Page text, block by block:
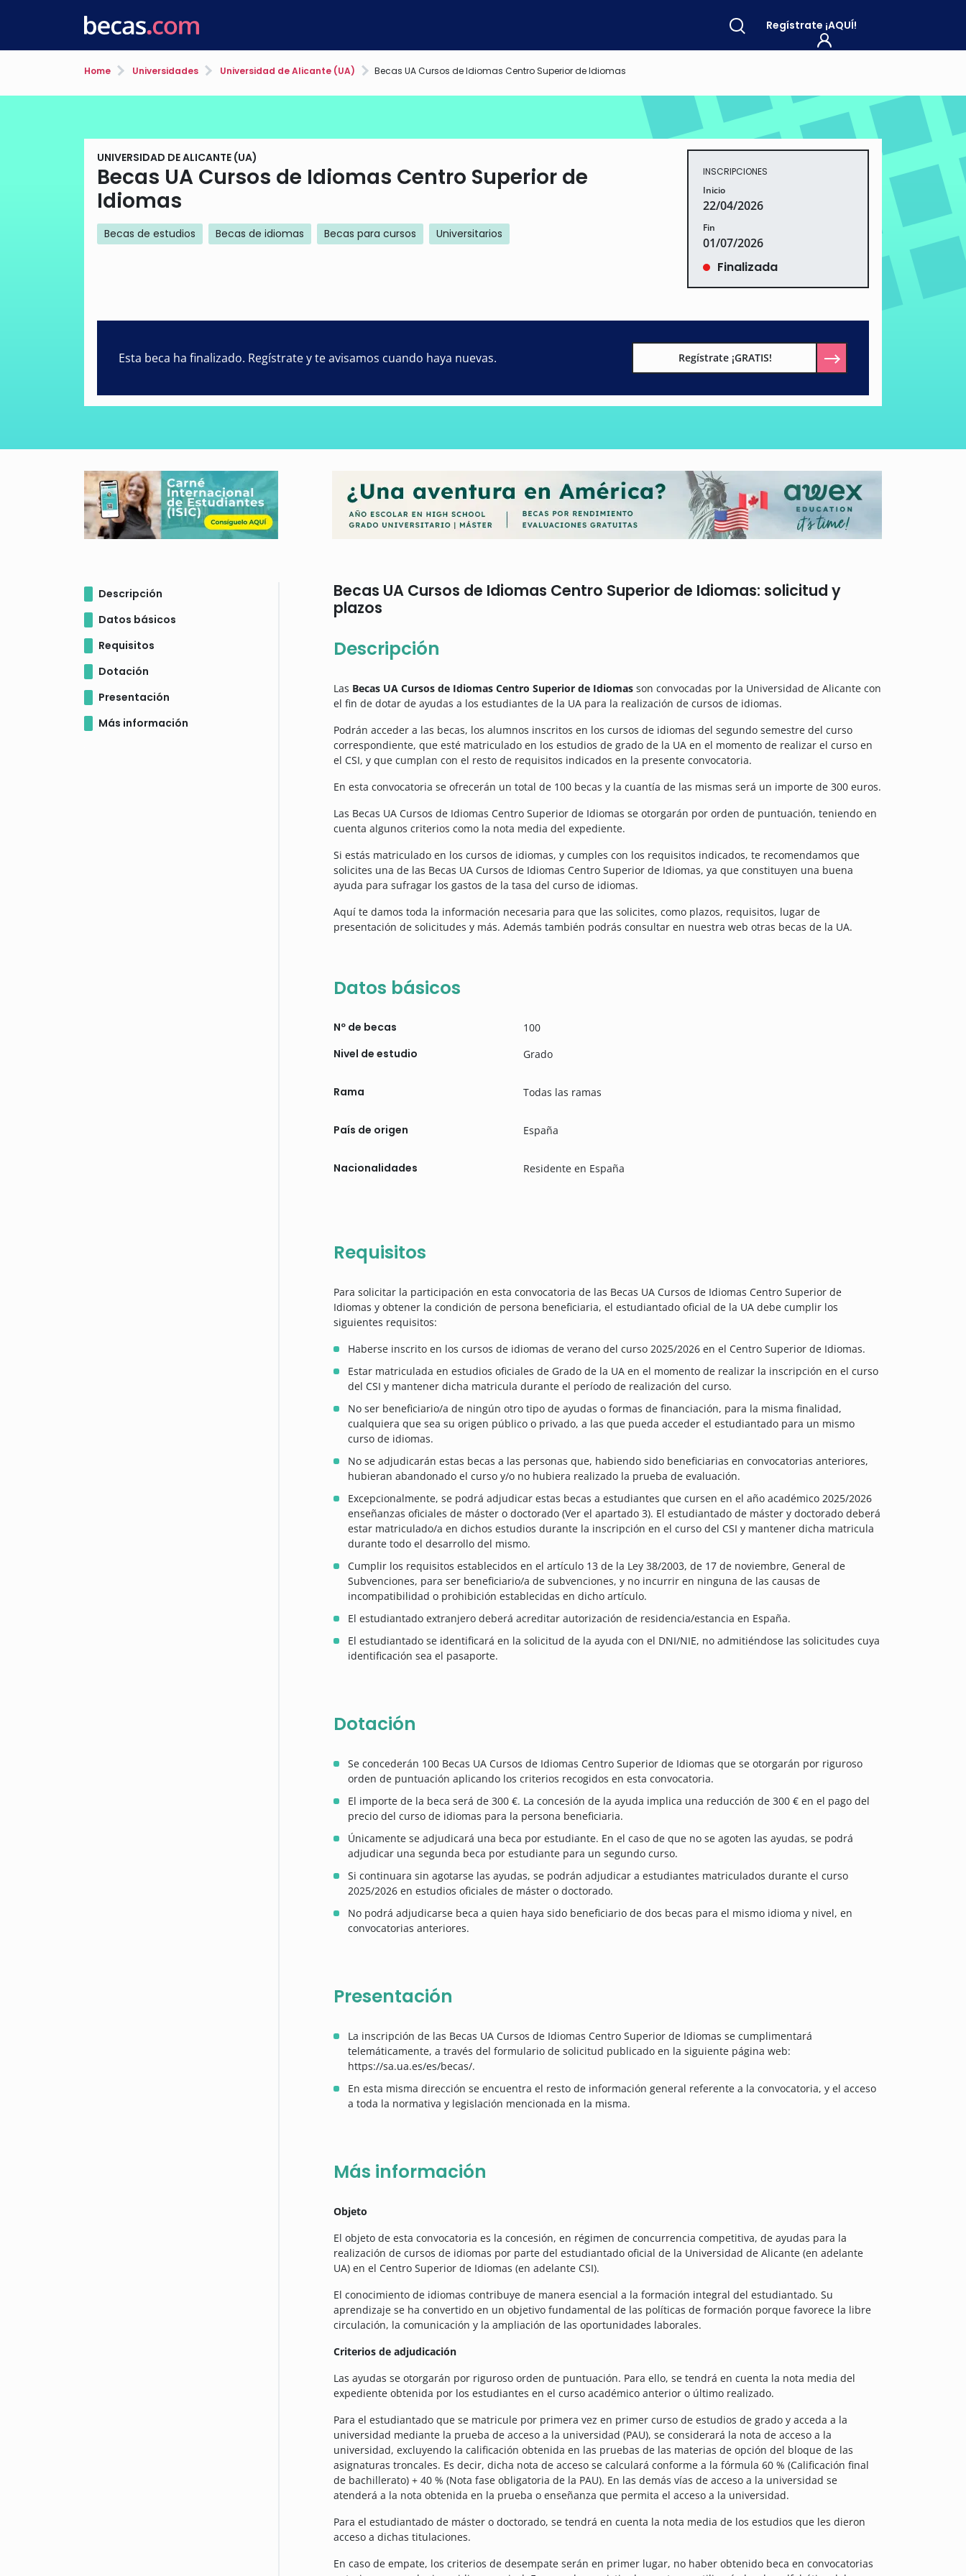
Regístrate ¡AQUÍ!
Home Universidades Universidad de Alicante (UA) Becas UA Cursos de Idiomas Centro Superior de Idiomas
UNIVERSIDAD DE ALICANTE (UA)
Becas UA Cursos de Idiomas Centro Superior de
Idiomas
Becas de estudios Becas de idiomas Becas para cursos Universitarios
INSCRIPCIONES
Inicio
22/04/2026
Fin
01/07/2026
Finalizada
Esta beca ha finalizado. Regístrate y te avisamos cuando haya nuevas. Regístrate ¡GRATIS!
Descripción
Datos básicos
Requisitos
Dotación
Presentación
Más información
Becas UA Cursos de Idiomas Centro Superior de Idiomas: solicitud y
plazos
Descripción
Las Becas UA Cursos de Idiomas Centro Superior de Idiomas son convocadas por la Universidad de Alicante con
el fin de dotar de ayudas a los estudiantes de la UA para la realización de cursos de idiomas.
Podrán acceder a las becas, los alumnos inscritos en los cursos de idiomas del segundo semestre del curso
correspondiente, que esté matriculado en los estudios de grado de la UA en el momento de realizar el curso en
el CSI, y que cumplan con el resto de requisitos indicados en la presente convocatoria.
En esta convocatoria se ofrecerán un total de 100 becas y la cuantía de las mismas será un importe de 300 euros.
Las Becas UA Cursos de Idiomas Centro Superior de Idiomas se otorgarán por orden de puntuación, teniendo en
cuenta algunos criterios como la nota media del expediente.
Si estás matriculado en los cursos de idiomas, y cumples con los requisitos indicados, te recomendamos que
solicites una de las Becas UA Cursos de Idiomas Centro Superior de Idiomas, ya que constituyen una buena
ayuda para sufragar los gastos de la tasa del curso de idiomas.
Aquí te damos toda la información necesaria para que las solicites, como plazos, requisitos, lugar de
presentación de solicitudes y más. Además también podrás consultar en nuestra web otras becas de la UA.
Datos básicos
Nº de becas 100
Nivel de estudio Grado
Rama Todas las ramas
País de origen España
Nacionalidades Residente en España
Requisitos
Para solicitar la participación en esta convocatoria de las Becas UA Cursos de Idiomas Centro Superior de
Idiomas y obtener la condición de persona beneficiaria, el estudiantado oficial de la UA debe cumplir los
siguientes requisitos:
Haberse inscrito en los cursos de idiomas de verano del curso 2025/2026 en el Centro Superior de Idiomas.
Estar matriculada en estudios oficiales de Grado de la UA en el momento de realizar la inscripción en el curso
del CSI y mantener dicha matricula durante el período de realización del curso.
No ser beneficiario/a de ningún otro tipo de ayudas o formas de financiación, para la misma finalidad,
cualquiera que sea su origen público o privado, a las que pueda acceder el estudiantado para un mismo
curso de idiomas.
No se adjudicarán estas becas a las personas que, habiendo sido beneficiarias en convocatorias anteriores,
hubieran abandonado el curso y/o no hubiera realizado la prueba de evaluación.
Excepcionalmente, se podrá adjudicar estas becas a estudiantes que cursen en el año académico 2025/2026
enseñanzas oficiales de máster o doctorado (Ver el apartado 3). El estudiantado de máster y doctorado deberá
estar matriculado/a en dichos estudios durante la inscripción en el curso del CSI y mantener dicha matricula
durante todo el desarrollo del mismo.
Cumplir los requisitos establecidos en el artículo 13 de la Ley 38/2003, de 17 de noviembre, General de
Subvenciones, para ser beneficiario/a de subvenciones, y no incurrir en ninguna de las causas de
incompatibilidad o prohibición establecidas en dicho artículo.
El estudiantado extranjero deberá acreditar autorización de residencia/estancia en España.
El estudiantado se identificará en la solicitud de la ayuda con el DNI/NIE, no admitiéndose las solicitudes cuya
identificación sea el pasaporte.
Dotación
Se concederán 100 Becas UA Cursos de Idiomas Centro Superior de Idiomas que se otorgarán por riguroso
orden de puntuación aplicando los criterios recogidos en esta convocatoria.
El importe de la beca será de 300 €. La concesión de la ayuda implica una reducción de 300 € en el pago del
precio del curso de idiomas para la persona beneficiaria.
Únicamente se adjudicará una beca por estudiante. En el caso de que no se agoten las ayudas, se podrá
adjudicar una segunda beca por estudiante para un segundo curso.
Si continuara sin agotarse las ayudas, se podrán adjudicar a estudiantes matriculados durante el curso
2025/2026 en estudios oficiales de máster o doctorado.
No podrá adjudicarse beca a quien haya sido beneficiario de dos becas para el mismo idioma y nivel, en
convocatorias anteriores.
Presentación
La inscripción de las Becas UA Cursos de Idiomas Centro Superior de Idiomas se cumplimentará
telemáticamente, a través del formulario de solicitud publicado en la siguiente página web:
https://sa.ua.es/es/becas/.
En esta misma dirección se encuentra el resto de información general referente a la convocatoria, y el acceso
a toda la normativa y legislación mencionada en la misma.
Más información
Objeto
El objeto de esta convocatoria es la concesión, en régimen de concurrencia competitiva, de ayudas para la
realización de cursos de idiomas por parte del estudiantado oficial de la Universidad de Alicante (en adelante
UA) en el Centro Superior de Idiomas (en adelante CSI).
El conocimiento de idiomas contribuye de manera esencial a la formación integral del estudiantado. Su
aprendizaje se ha convertido en un objetivo fundamental de las políticas de formación porque favorece la libre
circulación, la comunicación y la ampliación de las oportunidades laborales.
Criterios de adjudicación
Las ayudas se otorgarán por riguroso orden de puntuación. Para ello, se tendrá en cuenta la nota media del
expediente obtenida por los estudiantes en el curso académico anterior o último realizado.
Para el estudiantado que se matricule por primera vez en primer curso de estudios de grado y acceda a la
universidad mediante la prueba de acceso a la universidad (PAU), se considerará la nota de acceso a la
universidad, excluyendo la calificación obtenida en las pruebas de las materias de opción del bloque de las
asignaturas troncales. Es decir, dicha nota de acceso se calculará conforme a la fórmula 60 % (Calificación final
de bachillerato) + 40 % (Nota fase obligatoria de la PAU). En las demás vías de acceso a la universidad se
atenderá a la nota obtenida en la prueba o enseñanza que permita el acceso a la universidad.
Para el estudiantado de máster o doctorado, se tendrá en cuenta la nota media de los estudios que les dieron
acceso a dichas titulaciones.
En caso de empate, los criterios de desempate serán en primer lugar, no haber obtenido beca en convocatorias